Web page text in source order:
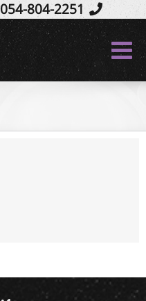
Skip
to
content
054-804-2251